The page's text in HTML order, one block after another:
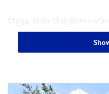
Stoga, Krizni štab poziva
nadležne kantonalne
zemlju tokom ljeta, te